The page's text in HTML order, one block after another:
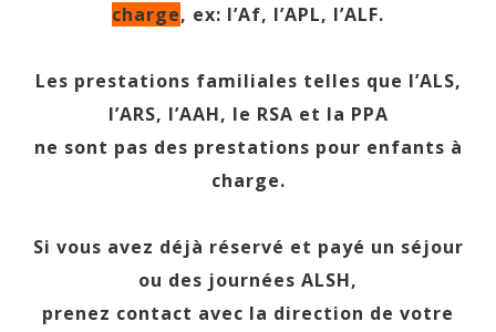
charge, ex: l’Af, l’APL, l’ALF.
Les prestations familiales telles que l’ALS,
l’ARS, l’AAH, le RSA et la PPA
ne sont pas des prestations pour enfants à
charge.
Si vous avez déjà réservé et payé un séjour
ou des journées ALSH,
prenez contact avec la direction de votre